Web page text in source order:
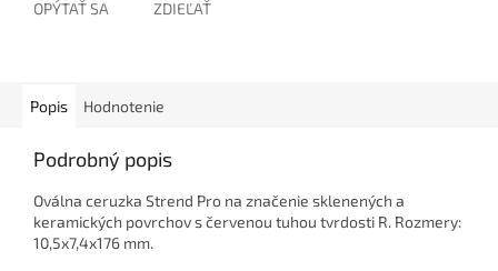
OPÝTAŤ SA ZDIEĽAŤ
Popis Hodnotenie
Podrobný popis
Oválna ceruzka Strend Pro na značenie sklenených a
keramických povrchov s červenou tuhou tvrdosti R. Rozmery:
10,5x7,4x176 mm.